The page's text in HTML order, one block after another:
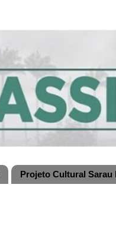
Projeto Cultural